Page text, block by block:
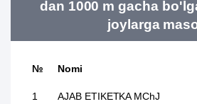
dan 1000 m gacha
joylarga
№ Nomi
1 AJAB ETIKETKA MChJ